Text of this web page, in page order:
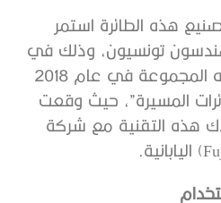
هذه الطائرة استمر
تونسيون، وذلك في
إطار المشروع الذي أطلقته المجموعة في عام 2018
المسيرة”، حيث وقعت
هذه التقنية مع شركة